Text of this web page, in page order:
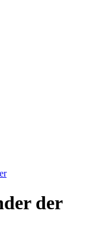
der